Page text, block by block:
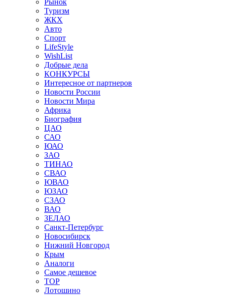
Рынок
Туризм
ЖКХ
Авто
Спорт
LifeStyle
WishList
Добрые дела
КОНКУРСЫ
Интересное от партнеров
Новости России
Новости Мира
Африка
Биография
ЦАО
САО
ЮАО
ЗАО
ТИНАО
СВАО
ЮВАО
ЮЗАО
СЗАО
ВАО
ЗЕЛАО
Санкт-Петербург
Новосибирск
Нижний Новгород
Крым
Аналоги
Самое дешевое
TOP
Лотошино